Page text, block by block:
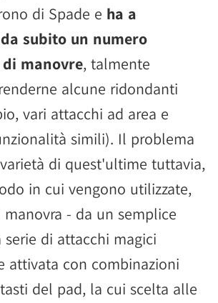
di Spade e ha a
subito un numero
manovre, talmente
alcune ridondanti
vari attacchi ad area e
simili). Il problema
di quest'ultime tuttavia,
in cui vengono utilizzate,
- da un semplice
di attacchi magici
attivata con combinazioni
del pad, la cui scelta alle